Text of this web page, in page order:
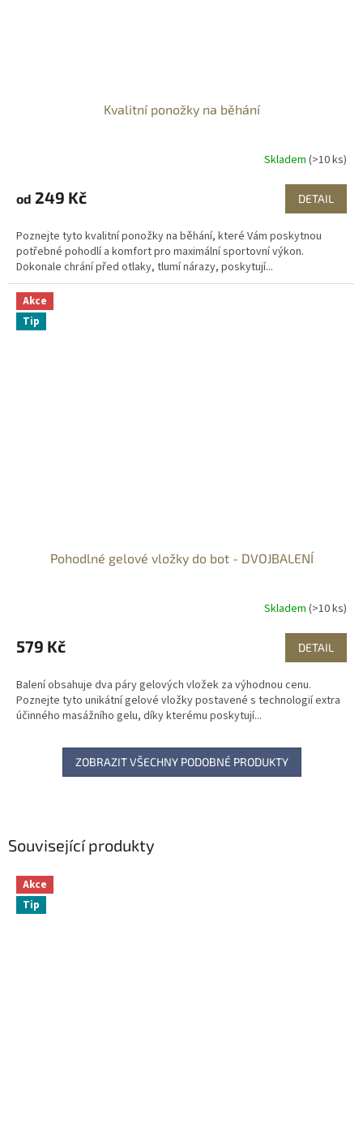
Související produkty
Akce
Tip
Kvalitní ponožky na běhání
Skladem (>10 ks)
od 249 Kč DETAIL
Poznejte tyto kvalitní ponožky na běhání, které Vám poskytnou
potřebné pohodlí a komfort pro maximální sportovní výkon.
Dokonale chrání před otlaky, tlumí nárazy, poskytují...
Akce
Tip
Pohodlné gelové vložky do bot - DVOJBALENÍ
Skladem (>10 ks)
579 Kč DETAIL
Balení obsahuje dva páry gelových vložek za výhodnou cenu.
Poznejte tyto unikátní gelové vložky postavené s technologií extra
účinného masážního gelu, díky kterému poskytují...
ZOBRAZIT VŠECHNY PODOBNÉ PRODUKTY